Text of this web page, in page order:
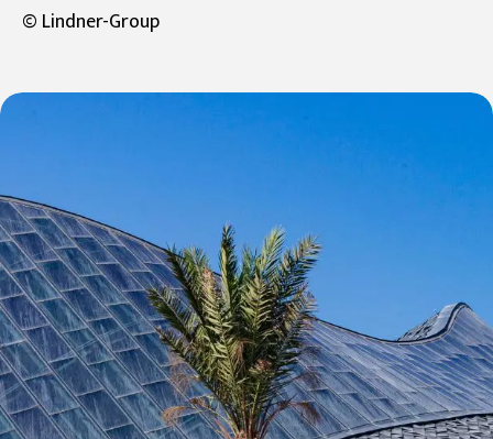
© Lindner-Group